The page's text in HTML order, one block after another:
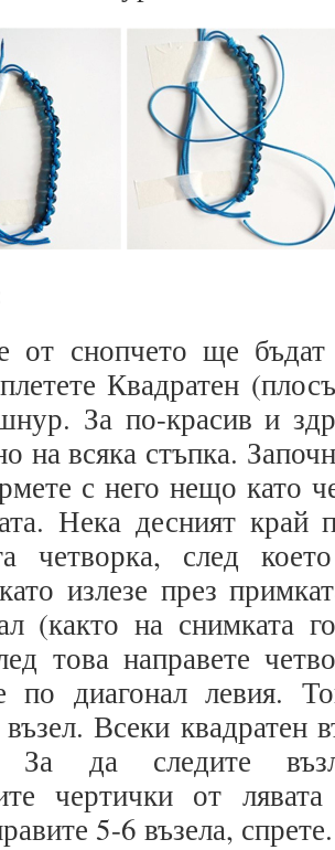
от снопчето ще бъдат
Квадратен
За по-красив и
на всяка стъпка.
с него нещо като
Нека десният
четворка, след
излезе през
(както на снимката
това направете
по диагонал левия.
Всеки квадратен
За да следите
чертички от
5-6 възела, спрете.